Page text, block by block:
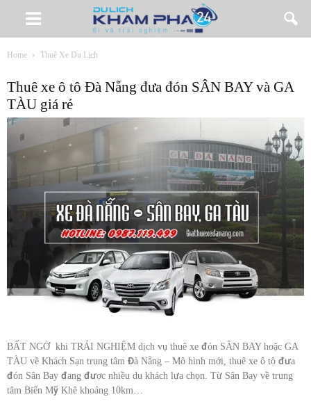
Home Thuê Xe Du Lịch
Thuê xe ô tô Đà Nẵng đưa đón SÂN BAY và GA
TÀU giá rẻ
BẤT NGỜ khi TRẢI NGHIỆM dịch vụ thuê xe đón SÂN BAY hoặc GA
TÀU về Khách Sạn trung tâm Đà Nẵng – Mô hình mới, thuê xe ô tô đưa
đón Sân Bay đang được nhiều du khách lựa chọn. Từ Sân Bay về trung
tâm Biển Mỹ Khê khoảng 10km…